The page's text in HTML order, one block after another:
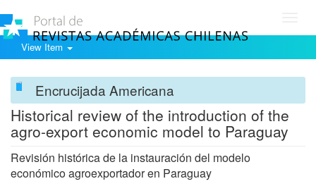
View Item
Encrucijada Americana
Historical review of the introduction of the
agro-export economic model to Paraguay
Revisión histórica de la instauración del modelo
económico agroexportador en Paraguay